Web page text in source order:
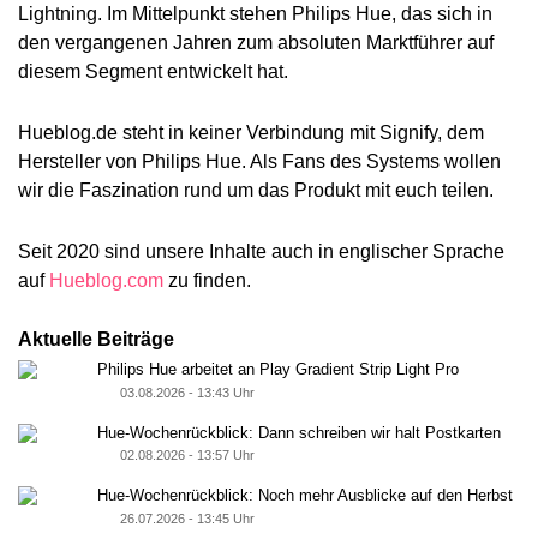
Lightning. Im Mittelpunkt stehen Philips Hue, das sich in
den vergangenen Jahren zum absoluten Marktführer auf
diesem Segment entwickelt hat.
Hueblog.de steht in keiner Verbindung mit Signify, dem
Hersteller von Philips Hue. Als Fans des Systems wollen
wir die Faszination rund um das Produkt mit euch teilen.
Seit 2020 sind unsere Inhalte auch in englischer Sprache
auf Hueblog.com zu finden.
Aktuelle Beiträge
Philips Hue arbeitet an Play Gradient Strip Light Pro
03.08.2026 - 13:43 Uhr
Hue-Wochenrückblick: Dann schreiben wir halt Postkarten
02.08.2026 - 13:57 Uhr
Hue-Wochenrückblick: Noch mehr Ausblicke auf den Herbst
26.07.2026 - 13:45 Uhr